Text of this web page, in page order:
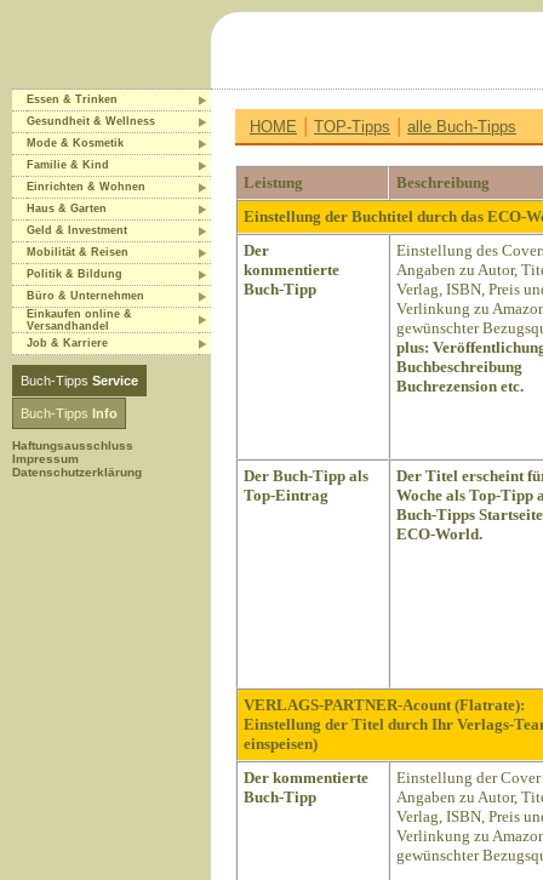
Essen & Trinken
Gesundheit & Wellness
Mode & Kosmetik
Familie & Kind
Einrichten & Wohnen
Haus & Garten
Geld & Investment
Mobilität & Reisen
Politik & Bildung
Büro & Unternehmen
Einkaufen online &
Versandhandel
Job & Karriere
Buch-Tipps Service
Buch-Tipps Info
Haftungsausschluss
Impressum
Datenschutzerklärung
HOME | TOP-Tipps | alle Buch-Tipps
Leistung
Beschreibung
Einstellung der Buchtitel durch das ECO-
Der
kommentierte
Buch-Tipp
Einstellung des
Angaben zu Autor,
Verlag, ISBN, Preis
Verlinkung zu
gewünschter
plus:
Buchbeschreibung
Buchrezension etc.
Der Buch-Tipp als
Top-Eintrag
Der Titel erscheint
Woche als Top-Tipp
Buch-Tipps
ECO-World.
VERLAGS-PARTNER-Acount (Flatrate):
Einstellung der Titel durch Ihr Verlags-
einspeisen)
Der kommentierte
Buch-Tipp
Einstellung der
Angaben zu Autor,
Verlag, ISBN, Preis
Verlinkung zu
gewünschter